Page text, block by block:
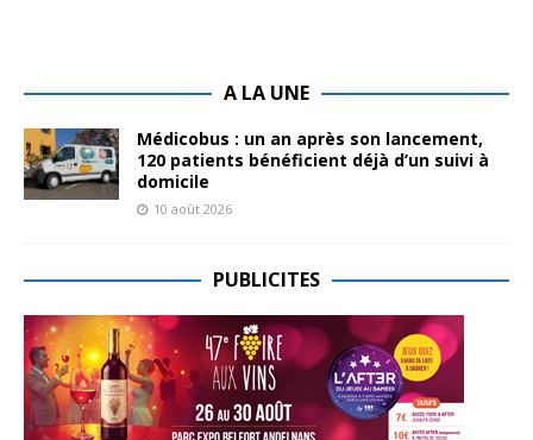
A LA UNE
Médicobus : un an après son lancement,
120 patients bénéficient déjà d’un suivi à
domicile
10 août 2026
PUBLICITES